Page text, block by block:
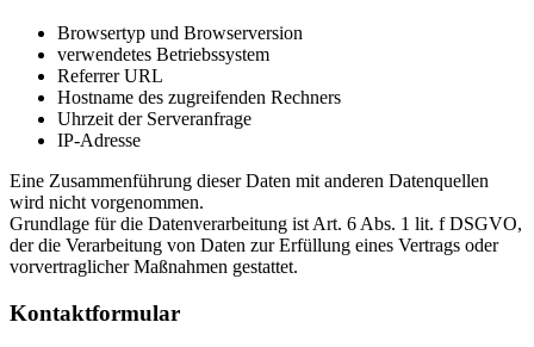
Browsertyp und Browserversion
verwendetes Betriebssystem
Referrer URL
Hostname des zugreifenden Rechners
Uhrzeit der Serveranfrage
IP-Adresse
Eine Zusammenführung dieser Daten mit anderen Datenquellen
wird nicht vorgenommen.
Grundlage für die Datenverarbeitung ist Art. 6 Abs. 1 lit. f DSGVO,
der die Verarbeitung von Daten zur Erfüllung eines Vertrags oder
vorvertraglicher Maßnahmen gestattet.
Kontaktformular